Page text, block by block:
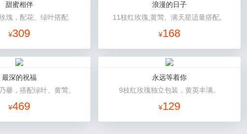
甜蜜相伴
瑰，配花、绿叶搭配
¥309
浪漫的日子
11枝红玫瑰,黄莺、满天星适量搭配。
¥168
最深的祝福
馨，搭配绿叶、黄莺。
¥469
永远等着你
9枝红玫瑰独立包装，黄英丰满。
¥129